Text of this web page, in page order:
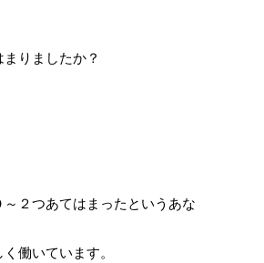
りましたか？
２つあてはまったというあな
働いています。